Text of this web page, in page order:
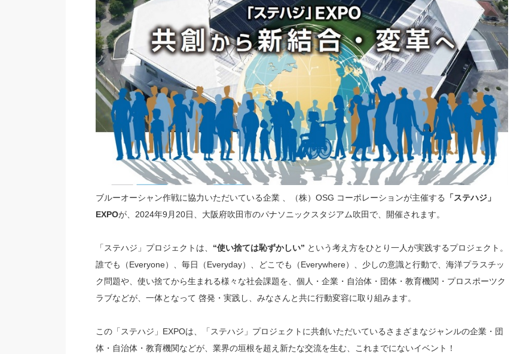
ブルーオーシャン作戦に協力いただいている企業 、（株）OSG コーポレーションが主催する 「ステハジ」
EXPOが、2024年9月20日、大阪府吹田市のパナソニックスタジアム吹田で、開催されます。
「ステハジ」プロジェクトは、 “使い捨ては恥ずかしい” という考え方をひとり一人が実践するプロジェクト。
誰でも（Everyone）、毎日（Everyday）、どこでも（Everywhere）、少しの意識と行動で、海洋プラスチッ
ク問題や、使い捨てから生まれる様々な社会課題を、個人・企業・自治体・団体・教育機関・プロスポーツク
ラブなどが、一体となって 啓発・実践し、みなさんと共に行動変容に取り組みます。
この「ステハジ」EXPOは、「ステハジ」プロジェクトに共創いただいているさまざまなジャンルの企業・団
体・自治体・教育機関などが、業界の垣根を超え新たな交流を生む、これまでにないイベント！